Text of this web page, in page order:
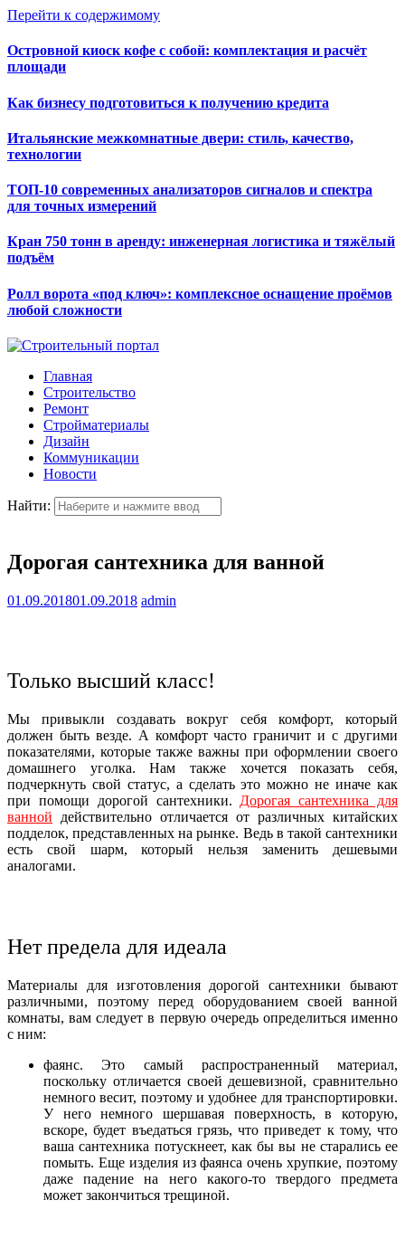
Перейти к содержимому
Островной киоск кофе с собой: комплектация и расчёт
площади
Как бизнесу подготовиться к получению кредита
Итальянские межкомнатные двери: стиль, качество,
технологии
ТОП-10 современных анализаторов сигналов и спектра
для точных измерений
Кран 750 тонн в аренду: инженерная логистика и тяжёлый
подъём
Ролл ворота «под ключ»: комплексное оснащение проёмов
любой сложности
Главная
Строительство
Ремонт
Стройматериалы
Дизайн
Коммуникации
Новости
Найти:
Дорогая сантехника для ванной
01.09.201801.09.2018 admin
Только высший класс!
Мы привыкли создавать вокруг себя комфорт, который
должен быть везде. А комфорт часто граничит и с другими
показателями, которые также важны при оформлении своего
домашнего уголка. Нам также хочется показать себя,
подчеркнуть свой статус, а сделать это можно не иначе как
при помощи дорогой сантехники. Дорогая сантехника для
ванной действительно отличается от различных китайских
подделок, представленных на рынке. Ведь в такой сантехники
есть свой шарм, который нельзя заменить дешевыми
аналогами.
Нет предела для идеала
Материалы для изготовления дорогой сантехники бывают
различными, поэтому перед оборудованием своей ванной
комнаты, вам следует в первую очередь определиться именно
с ним:
фаянс. Это самый распространенный материал,
поскольку отличается своей дешевизной, сравнительно
немного весит, поэтому и удобнее для транспортировки.
У него немного шершавая поверхность, в которую,
вскоре, будет въедаться грязь, что приведет к тому, что
ваша сантехника потускнеет, как бы вы не старались ее
помыть. Еще изделия из фаянса очень хрупкие, поэтому
даже падение на него какого-то твердого предмета
может закончиться трещиной.